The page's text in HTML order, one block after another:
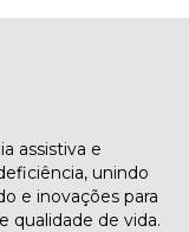
assistiva e
unindo
e inovações para
qualidade de vida.